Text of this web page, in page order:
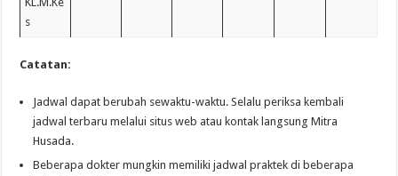
s
Catatan:
Jadwal dapat berubah sewaktu-waktu. Selalu periksa kembali
jadwal terbaru melalui situs web atau kontak langsung Mitra
Husada.
Beberapa dokter mungkin memiliki jadwal praktek di beberapa